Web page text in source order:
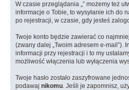
W czasie przeglądania „” możemy też
informacje o Tobie, to wysyłanie ich do
po rejestracji, w czasie, gdy jesteś
Twoje konto będzie zawierać co
(zwany dalej „Twoim adresem e-mail”).
informacji przy rejestracji i to my
możliwość włączenia lub wyłączenia
Twoje hasło zostało zaszyfrowane
podawaj nikomu. Jeśli je zapomnisz,